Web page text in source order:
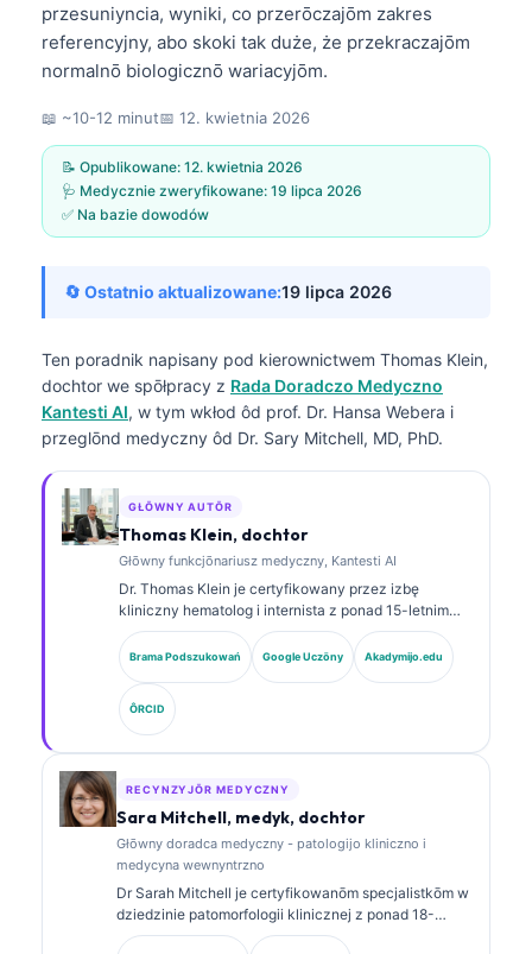
przesuniyncia, wyniki, co przerōczajōm zakres
referencyjny, abo skoki tak duże, że przekraczajōm
normalnō biologicznō wariacyjōm.
📖 ~10-12 minut📅 12. kwietnia 2026
📝 Opublikowane: 12. kwietnia 2026
🩺 Medycznie zweryfikowane: 19 lipca 2026
✅ Na bazie dowodów
🔄 Ostatnio aktualizowane:19 lipca 2026
Ten poradnik napisany pod kierownictwem Thomas Klein,
dochtor we spōłpracy z Rada Doradczo Medyczno
Kantesti AI, w tym wkłod ôd prof. Dr. Hansa Webera i
przeglōnd medyczny ôd Dr. Sary Mitchell, MD, PhD.
GŁŌWNY AUTŌR
Thomas Klein, dochtor
Głōwny funkcjōnariusz medyczny, Kantesti AI
Dr. Thomas Klein je certyfikowany przez izbę
kliniczny hematolog i internista z ponad 15-letnim
doświadczeniem w medycynie laboratoryjnej i
analizie klinicznej wspieranej sztuczną inteligencją.
Jako Chief Medical Officer w Kantesti AI sprawuje
kliniczny nadzór nad medycznom poprawnościom
wytwornego sieci neuronowej. Dr. Klein publikował
obszernie na temat interpretacyje biomarkerów i
diagnostyki laboratoryjnej w dziedzinie medycyny
laboratoryjnej.
Brama Podszukowań Google Uczōny Akadymijo.edu
ÔRCID
RECYNZYJŌR MEDYCZNY
Sara Mitchell, medyk, dochtor
Głōwny doradca medyczny - patologijo kliniczno i
medycyna wewnyntrzno
Dr Sarah Mitchell je certyfikowanōm specjalistkōm w
dziedzinie patomorfologii klinicznej z ponad 18-
letnim staŜōm w medycynie laboratoryjnej i analizie